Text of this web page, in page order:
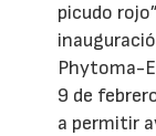
picudo
Phytoma-
9 de
a permitir